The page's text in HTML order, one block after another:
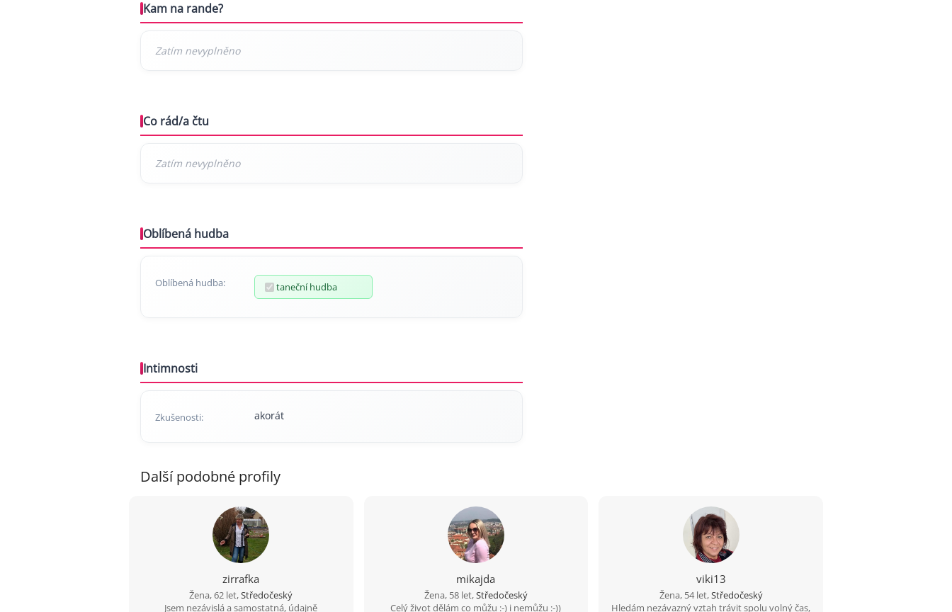
Kam na rande?
Co rád/a čtu
Oblíbená hudba
Oblíbená hudba: taneční hudba
Intimnosti
Zkušenosti: akorát
Další podobné profily
zirrafka
Žena, 62 let,Středočeský
Jsem nezávislá a samostatná, údajně
mikajda
Žena, 58 let,Středočeský
Celý život dělám co můžu :-) i nemůžu :-))
viki13
Žena, 54 let,Středočeský
Hledám nezávazný vztah trávit spolu volný čas,